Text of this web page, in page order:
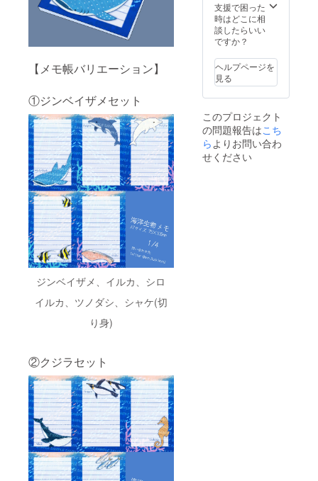
【メモ帳バリエーション】
①ジンベイザメセット
ジンベイザメ、イルカ、シロ
イルカ、ツノダシ、シャケ(切
り身)
②クジラセット
支援で困った
時はどこに相
談したらいい
ですか？
ヘルプページを
見る
このプロジェクト
の問題報告はこち
らよりお問い合わ
せください